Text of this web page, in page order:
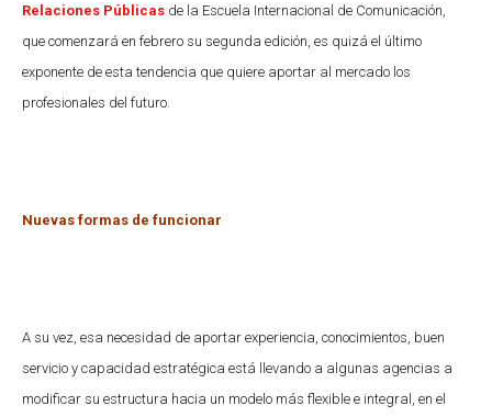
Relaciones Públicas de la Escuela Internacional de Comunicación,
que comenzará en febrero su segunda edición, es quizá el último
exponente de esta tendencia que quiere aportar al mercado los
profesionales del futuro.
Nuevas formas de funcionar
A su vez, esa necesidad de aportar experiencia, conocimientos, buen
servicio y capacidad estratégica está llevando a algunas agencias a
modificar su estructura hacia un modelo más flexible e integral, en el